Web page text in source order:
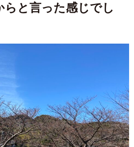
らと言った感じでし